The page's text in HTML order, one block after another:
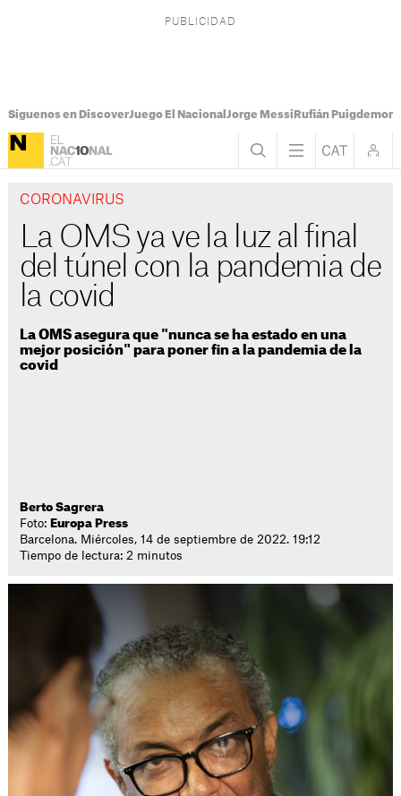
Síguenos en DiscoverJuego El Nacional Jorge Messi Rufián Puigdemont
CORONAVIRUS
La OMS ya ve la luz al final
del túnel con la pandemia de
la covid
La OMS asegura que "nunca se ha estado en una
mejor posición" para poner fin a la pandemia de la
covid
Berto Sagrera
Foto: Europa Press
Barcelona. Miércoles, 14 de septiembre de 2022. 19:12
Tiempo de lectura: 2 minutos